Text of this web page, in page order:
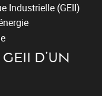
Industrielle (GEII)
D'UN